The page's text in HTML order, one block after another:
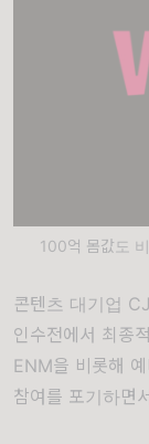
100억 몸값도
콘텐츠 대기업
인수전에서 최종
ENM을 비롯해
참여를 포기하면